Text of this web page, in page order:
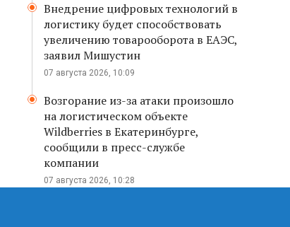
Внедрение цифровых технологий в
логистику будет способствовать
увеличению товарооборота в ЕАЭС,
заявил Мишустин
07 августа 2026, 10:09
Возгорание из-за атаки произошло
на логистическом объекте
Wildberries в Екатеринбурге,
сообщили в пресс-службе
компании
07 августа 2026, 10:28